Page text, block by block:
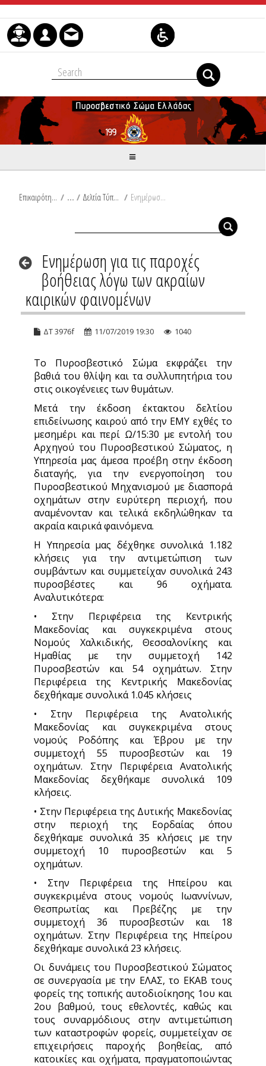
Skip to Content
Επικαιρότητα / Δελτία Τύπου / Ενημέρωση για τις παροχές βοήθειας λόγω των ακραίων καιρικών φαινομένων
Ενημέρωση για τις παροχές
βοήθειας λόγω των ακραίων
καιρικών φαινομένων
ΔΤ 3976f 11/07/2019 19:30 1040
Το Πυροσβεστικό Σώμα εκφράζει την
βαθιά του θλίψη και τα συλλυπητήρια του
στις οικογένειες των θυμάτων.
Μετά την έκδοση έκτακτου δελτίου
επιδείνωσης καιρού από την ΕΜΥ εχθές το
μεσημέρι και περί Ω/15:30 με εντολή του
Αρχηγού του Πυροσβεστικού Σώματος, η
Υπηρεσία μας άμεσα προέβη στην έκδοση
διαταγής, για την ενεργοποίηση του
Πυροσβεστικού Μηχανισμού με διασπορά
οχημάτων στην ευρύτερη περιοχή, που
αναμένονταν και τελικά εκδηλώθηκαν τα
ακραία καιρικά φαινόμενα.
Η Υπηρεσία μας δέχθηκε συνολικά 1.182
κλήσεις για την αντιμετώπιση των
συμβάντων και συμμετείχαν συνολικά 243
πυροσβέστες και 96 οχήματα.
Αναλυτικότερα:
• Στην Περιφέρεια της Κεντρικής
Μακεδονίας και συγκεκριμένα στους
Νομούς Χαλκιδικής, Θεσσαλονίκης και
Ημαθίας με την συμμετοχή 142
Πυροσβεστών και 54 οχημάτων. Στην
Περιφέρεια της Κεντρικής Μακεδονίας
δεχθήκαμε συνολικά 1.045 κλήσεις
• Στην Περιφέρεια της Ανατολικής
Μακεδονίας και συγκεκριμένα στους
νομούς Ροδόπης και Έβρου με την
συμμετοχή 55 πυροσβεστών και 19
οχημάτων. Στην Περιφέρεια Ανατολικής
Μακεδονίας δεχθήκαμε συνολικά 109
κλήσεις.
• Στην Περιφέρεια της Δυτικής Μακεδονίας
στην περιοχή της Εορδαίας όπου
δεχθήκαμε συνολικά 35 κλήσεις με την
συμμετοχή 10 πυροσβεστών και 5
οχημάτων.
• Στην Περιφέρεια της Ηπείρου και
συγκεκριμένα στους νομούς Ιωαννίνων,
Θεσπρωτίας και Πρεβέζης με την
συμμετοχή 36 πυροσβεστών και 18
οχημάτων. Στην Περιφέρεια της Ηπείρου
δεχθήκαμε συνολικά 23 κλήσεις.
Οι δυνάμεις του Πυροσβεστικού Σώματος
σε συνεργασία με την ΕΛΑΣ, το ΕΚΑΒ τους
φορείς της τοπικής αυτοδιοίκησης 1ου και
2ου βαθμού, τους εθελοντές, καθώς και
τους συναρμόδιους στην αντιμετώπιση
των καταστροφών φορείς, συμμετείχαν σε
επιχειρήσεις παροχής βοηθείας, από
κατοικίες και οχήματα, πραγματοποιώντας